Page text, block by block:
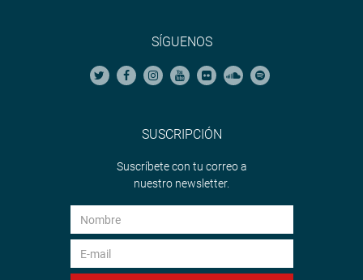
SÍGUENOS
SUSCRIPCIÓN
Suscríbete con tu correo a
nuestro newsletter.